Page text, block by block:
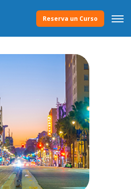
Reserva un Curso